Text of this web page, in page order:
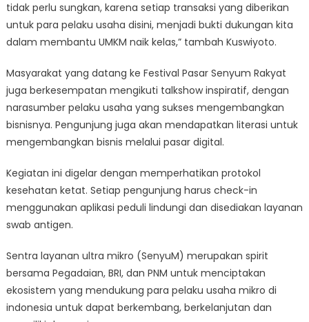
tidak perlu sungkan, karena setiap transaksi yang diberikan
untuk para pelaku usaha disini, menjadi bukti dukungan kita
dalam membantu UMKM naik kelas,” tambah Kuswiyoto.
Masyarakat yang datang ke Festival Pasar Senyum Rakyat
juga berkesempatan mengikuti talkshow inspiratif, dengan
narasumber pelaku usaha yang sukses mengembangkan
bisnisnya. Pengunjung juga akan mendapatkan literasi untuk
mengembangkan bisnis melalui pasar digital.
Kegiatan ini digelar dengan memperhatikan protokol
kesehatan ketat. Setiap pengunjung harus check-in
menggunakan aplikasi peduli lindungi dan disediakan layanan
swab antigen.
Sentra layanan ultra mikro (SenyuM) merupakan spirit
bersama Pegadaian, BRI, dan PNM untuk menciptakan
ekosistem yang mendukung para pelaku usaha mikro di
indonesia untuk dapat berkembang, berkelanjutan dan